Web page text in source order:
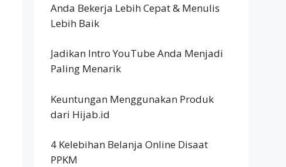
Anda Bekerja Lebih Cepat & Menulis
Lebih Baik
Jadikan Intro YouTube Anda Menjadi
Paling Menarik
Keuntungan Menggunakan Produk
dari Hijab.id
4 Kelebihan Belanja Online Disaat
PPKM